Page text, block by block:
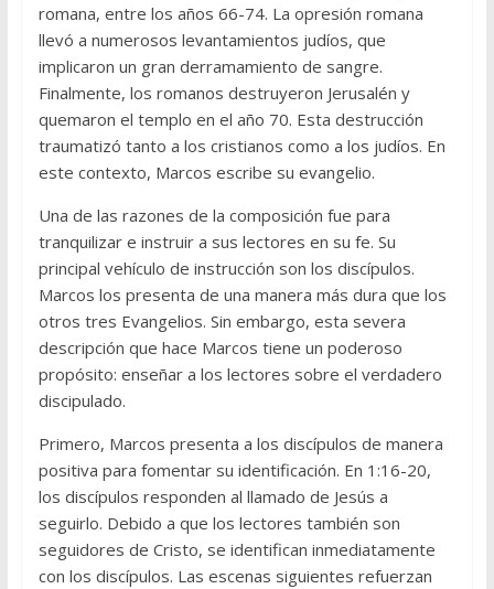
romana, entre los años 66-74. La opresión romana
llevó a numerosos levantamientos judíos, que
implicaron un gran derramamiento de sangre.
Finalmente, los romanos destruyeron Jerusalén y
quemaron el templo en el año 70. Esta destrucción
traumatizó tanto a los cristianos como a los judíos. En
este contexto, Marcos escribe su evangelio.
Una de las razones de la composición fue para
tranquilizar e instruir a sus lectores en su fe. Su
principal vehículo de instrucción son los discípulos.
Marcos los presenta de una manera más dura que los
otros tres Evangelios. Sin embargo, esta severa
descripción que hace Marcos tiene un poderoso
propósito: enseñar a los lectores sobre el verdadero
discipulado.
Primero, Marcos presenta a los discípulos de manera
positiva para fomentar su identificación. En 1:16-20,
los discípulos responden al llamado de Jesús a
seguirlo. Debido a que los lectores también son
seguidores de Cristo, se identifican inmediatamente
con los discípulos. Las escenas siguientes refuerzan